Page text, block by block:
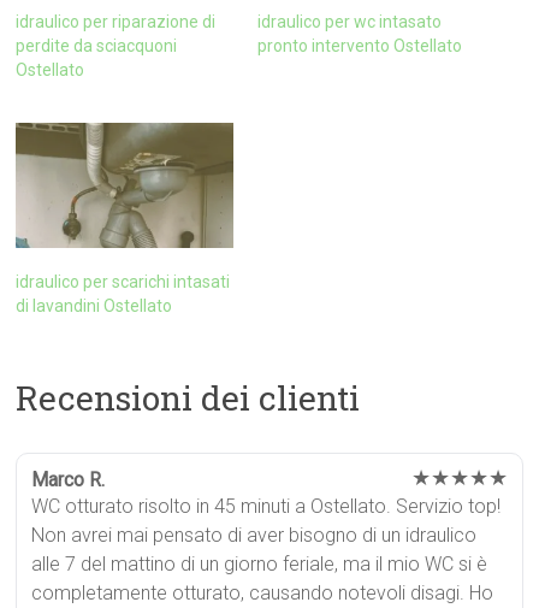
idraulico per riparazione di
perdite da sciacquoni
Ostellato
idraulico per wc intasato
pronto intervento Ostellato
idraulico per scarichi intasati
di lavandini Ostellato
Recensioni dei clienti
Marco R. ★★★★★
WC otturato risolto in 45 minuti a Ostellato. Servizio top!
Non avrei mai pensato di aver bisogno di un idraulico
alle 7 del mattino di un giorno feriale, ma il mio WC si è
completamente otturato, causando notevoli disagi. Ho